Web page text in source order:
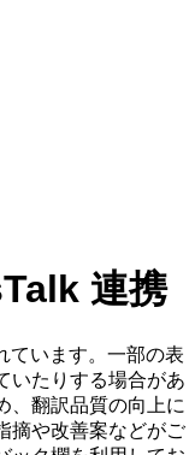
連携
ています。一部の表
いたりする場合があ
、翻訳品質の向上に
摘や改善案などがご